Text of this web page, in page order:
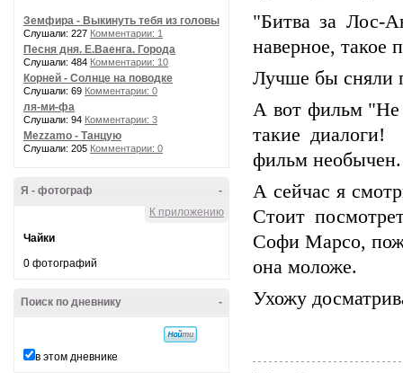
Земфира - Выкинуть тебя из головы
Слушали: 227 Комментарии: 1
Песня дня. Е.Ваенга. Города
Слушали: 484 Комментарии: 10
Корней - Солнце на поводке
Слушали: 69 Комментарии: 0
ля-ми-фа
Слушали: 94 Комментарии: 3
Mezzamo - Танцую
Слушали: 205 Комментарии: 0
-
Я - фотограф
К приложению
Чайки
0 фотографий
-
Поиск по дневнику
в этом дневнике
"Битва за Лос-
наверное, такое
Лучше бы сняли
А вот фильм "Не
такие диалоги!
фильм необычен.
А сейчас я
Стоит
Софи Марсо,
она моложе.
Ухожу